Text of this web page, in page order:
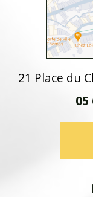
21 Place du
05